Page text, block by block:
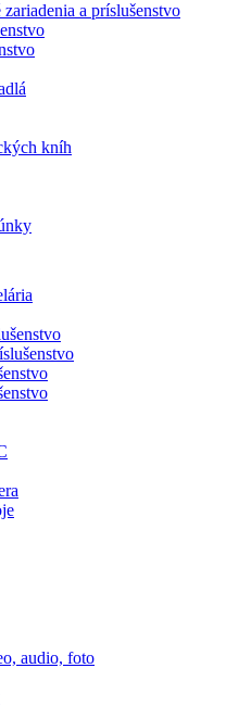
a príslušenstvo
kníh
audio, foto